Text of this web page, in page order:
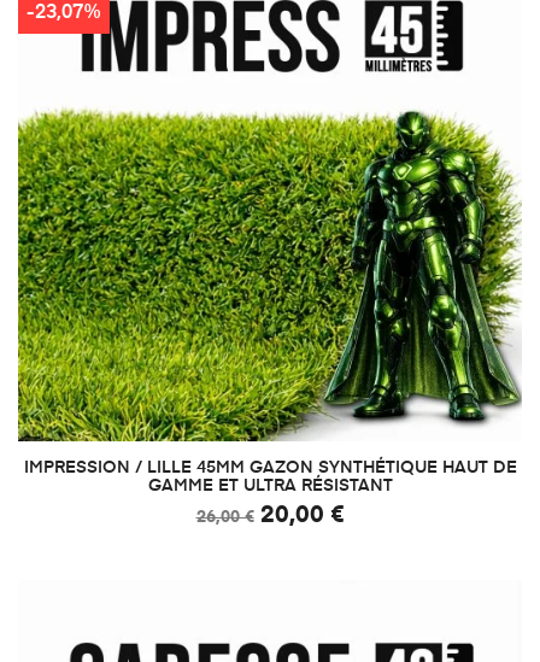
IMPRESSION / LILLE 45MM GAZON SYNTHÉTIQUE HAUT DE
GAMME ET ULTRA RÉSISTANT
26,00 € 20,00 €
-23,07%